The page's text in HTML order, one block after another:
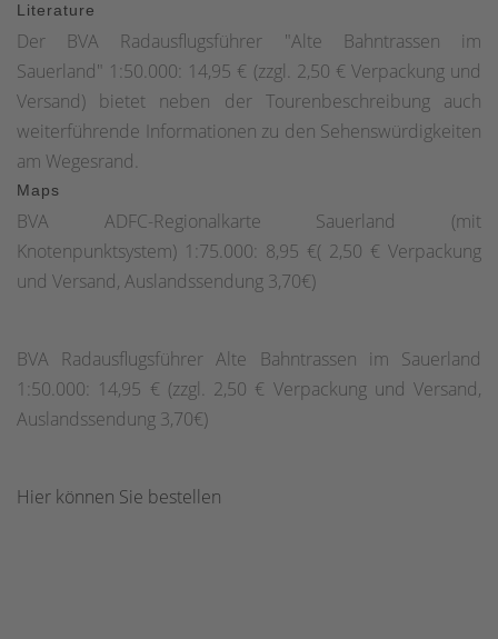
Literature
Der BVA Radausflugsführer "Alte Bahntrassen im
Sauerland" 1:50.000: 14,95 € (zzgl. 2,50 € Verpackung und
Versand) bietet neben der Tourenbeschreibung auch
weiterführende Informationen zu den Sehenswürdigkeiten
am Wegesrand.
Maps
BVA ADFC-Regionalkarte Sauerland (mit
Knotenpunktsystem) 1:75.000: 8,95 €( 2,50 € Verpackung
und Versand, Auslandssendung 3,70€)
BVA Radausflugsführer Alte Bahntrassen im Sauerland
1:50.000: 14,95 € (zzgl. 2,50 € Verpackung und Versand,
Auslandssendung 3,70€)
Hier können Sie bestellen